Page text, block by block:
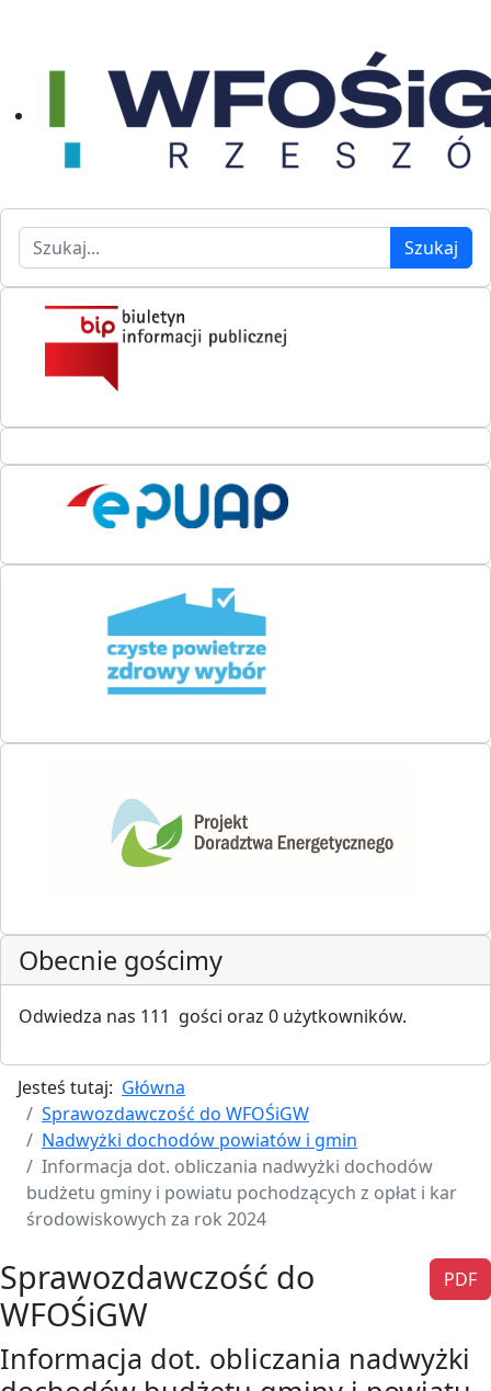
Szukaj Szukaj
Obecnie gościmy
Odwiedza nas 111 gości oraz 0 użytkowników.
Jesteś tutaj: Główna
Sprawozdawczość do WFOŚiGW
Nadwyżki dochodów powiatów i gmin
Informacja dot. obliczania nadwyżki dochodów
budżetu gminy i powiatu pochodzących z opłat i kar
środowiskowych za rok 2024
PDF
Sprawozdawczość do
WFOŚiGW
Informacja dot. obliczania nadwyżki